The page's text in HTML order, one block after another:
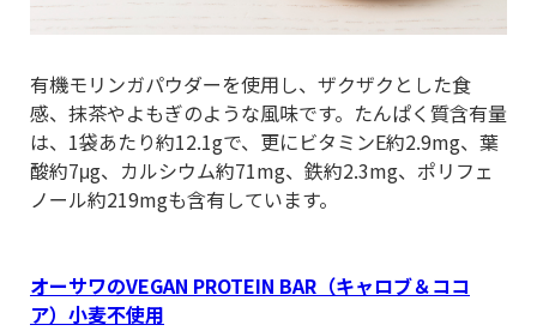
有機モリンガパウダーを使用し、ザクザクとした食
感、抹茶やよもぎのような風味です。たんぱく質含有量
は、1袋あたり約12.1gで、更にビタミンE約2.9mg、葉
酸約7μg、カルシウム約71mg、鉄約2.3mg、ポリフェ
ノール約219mgも含有しています。
オーサワのVEGAN PROTEIN BAR（キャロブ＆ココ
ア）小麦不使用